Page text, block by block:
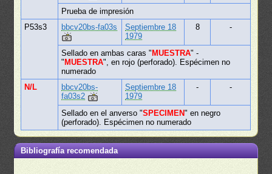
Prueba de impresión
P53s3
bbcv20bs-fa03s
Septiembre 18
1979
8 -
Sellado en ambas caras " MUESTRA" -
" MUESTRA", en rojo (perforado). Espécimen no
numerado
N/L
bbcv20bs-
fa03s2
Septiembre 18
1979
- -
Sellado en el anverso "SPECIMEN" en negro
(perforado). Espécimen no numerado
Bibliografía recomendada